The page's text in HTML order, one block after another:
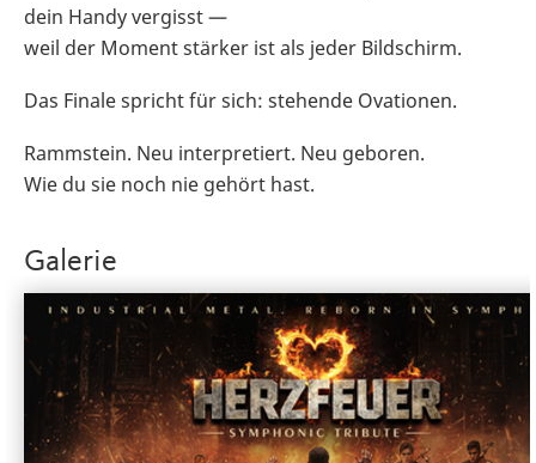
dein Handy vergisst —
weil der Moment stärker ist als jeder Bildschirm.
Das Finale spricht für sich: stehende Ovationen.
Rammstein. Neu interpretiert. Neu geboren.
Wie du sie noch nie gehört hast.
Galerie